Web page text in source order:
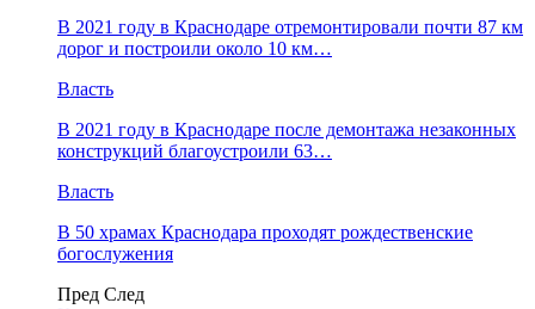
В 2021 году в Краснодаре отремонтировали почти 87 км
дорог и построили около 10 км…
Власть
В 2021 году в Краснодаре после демонтажа незаконных
конструкций благоустроили 63…
Власть
В 50 храмах Краснодара проходят рождественские
богослужения
Пред След